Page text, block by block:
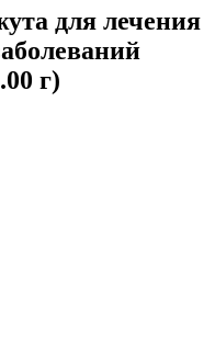
для лечения
г)